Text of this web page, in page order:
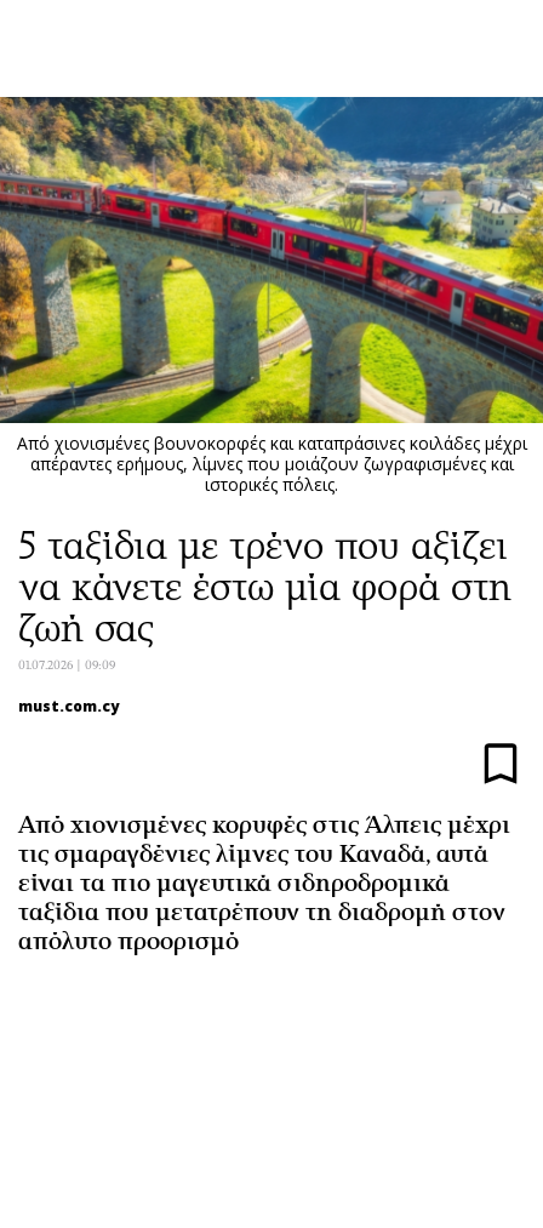
ΚΑΤΗΓΟΡΙΕΣ ΣΥΝΔΕΣΗ
Κύπρος
Παιδεία
Υγεία
Πολιτική
Βουλευτικές 2026
Εκλογές 2024
Προεδρικές 2023
Διπλωματία
Αθλητισμός
Κύπρος
Ελλάδα
Διεθνή
Κληρώσεις Allwyn
Real Estate
Επιχειρήσεις
Αγορές
Money Review
AstroBank Properties
Απόψεις
Αρθρογραφία
The Hill
Υγεία
Αγγελίες
Ενοικιάζονται
Πωλούνται
Ζητούν εργασία
Θέσεις εργασίας
Geek
Νέα
Οικονομία
Γενικά
Αναδρομές
Πρόσωπα
Από χιονισμένες βουνοκορφές και καταπράσινες κοιλάδες μέχρι
απέραντες ερήμους, λίμνες που μοιάζουν ζωγραφισμένες και
ιστορικές πόλεις.
5 ταξίδια με τρένο που αξίζει
να κάνετε έστω μία φορά στη
ζωή σας
01.07.2026 | 09:09
must.com.cy
Από χιονισμένες κορυφές στις Άλπεις μέχρι
τις σμαραγδένιες λίμνες του Καναδά, αυτά
είναι τα πιο μαγευτικά σιδηροδρομικά
ταξίδια που μετατρέπουν τη διαδρομή στον
απόλυτο προορισμό